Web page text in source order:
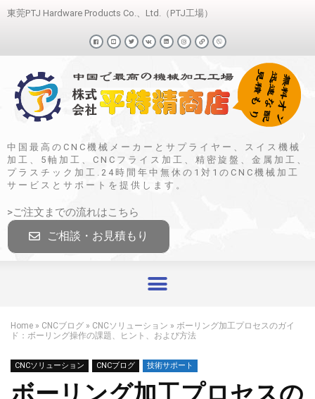
東莞PTJ Hardware Products Co.、Ltd.（PTJ工場）
中国最高のCNC機械メーカーとサプライヤー、スイス機械
加工、5軸加工、CNCフライス加工、精密旋盤、金属加工、
プラスチック加工.24時間年中無休の1対1のCNC機械加工
サービスとサポートを提供します。
>ご注文までの流れはこちら
ご相談・お見積もり
Home » CNCブログ » CNCソリューション » ボーリング加工プロセスのガイ
ド：ボーリング操作の課題、ヒント、および方法
CNCソリューション CNCブログ 技術サポート
ボーリング加工プロセスの